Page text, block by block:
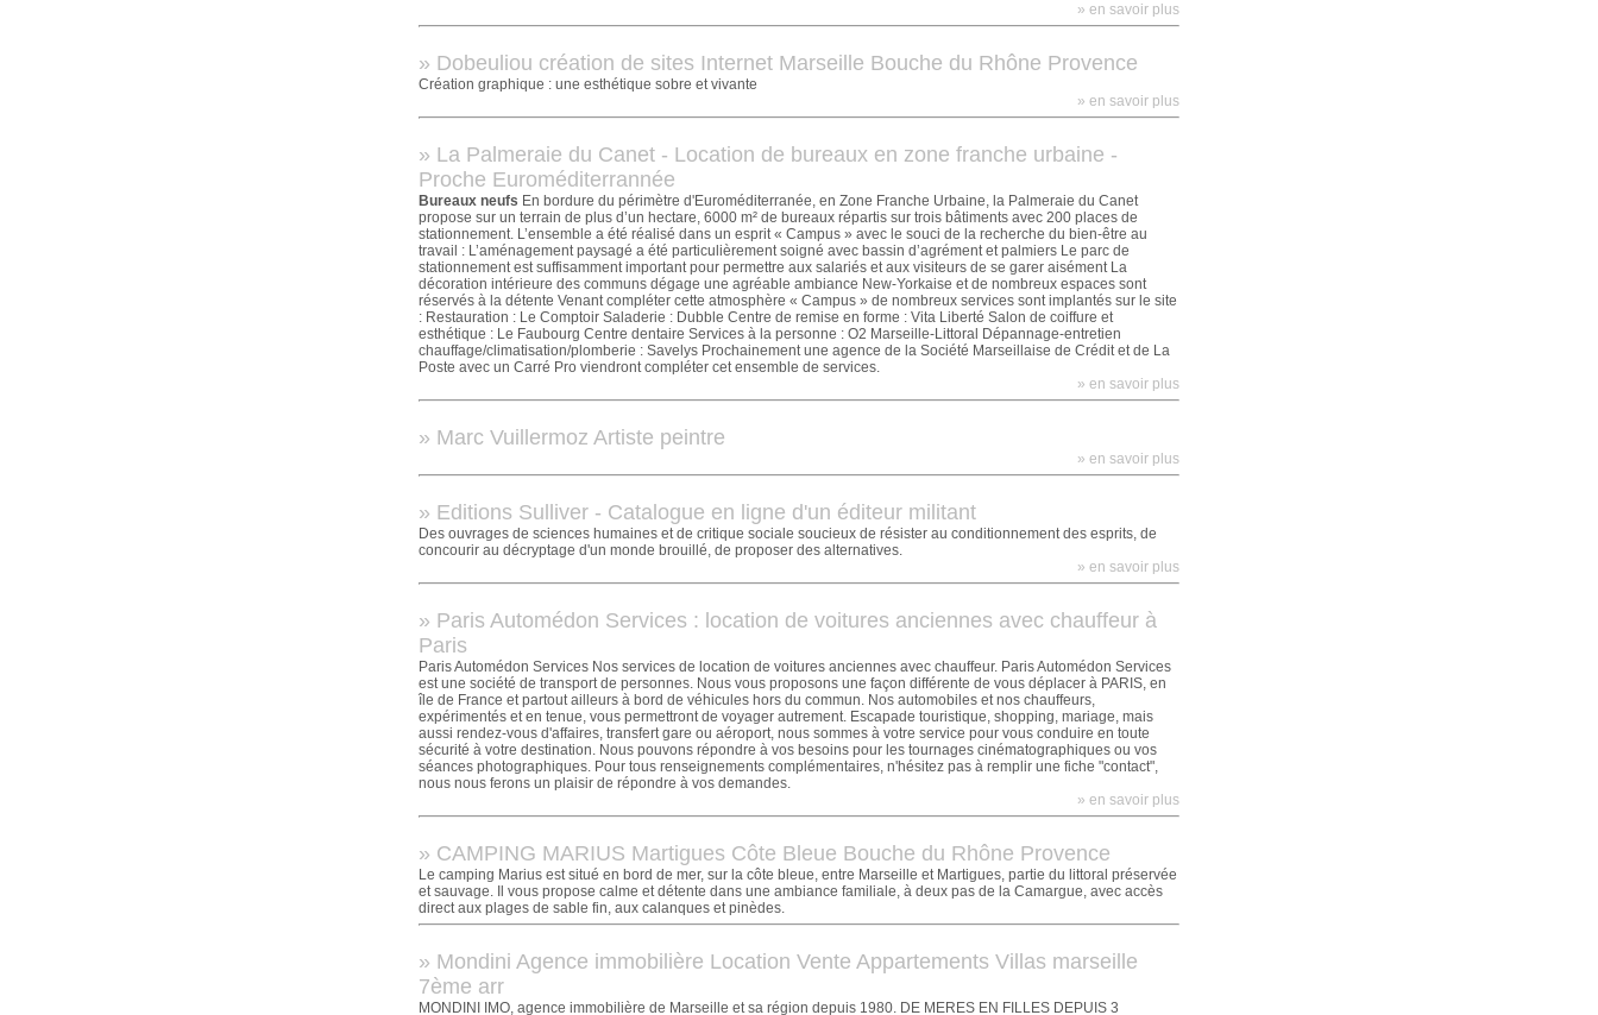
» en savoir plus
» Dobeuliou création de sites Internet Marseille Bouche du Rhône Provence
Création graphique : une esthétique sobre et vivante
» en savoir plus
» La Palmeraie du Canet - Location de bureaux en zone franche urbaine -
Proche Euroméditerrannée
Bureaux neufs En bordure du périmètre d'Euroméditerranée, en Zone Franche Urbaine, la Palmeraie du Canet
propose sur un terrain de plus d’un hectare, 6000 m² de bureaux répartis sur trois bâtiments avec 200 places de
stationnement. L’ensemble a été réalisé dans un esprit « Campus » avec le souci de la recherche du bien-être au
travail : L’aménagement paysagé a été particulièrement soigné avec bassin d’agrément et palmiers Le parc de
stationnement est suffisamment important pour permettre aux salariés et aux visiteurs de se garer aisément La
décoration intérieure des communs dégage une agréable ambiance New-Yorkaise et de nombreux espaces sont
réservés à la détente Venant compléter cette atmosphère « Campus » de nombreux services sont implantés sur le site
: Restauration : Le Comptoir Saladerie : Dubble Centre de remise en forme : Vita Liberté Salon de coiffure et
esthétique : Le Faubourg Centre dentaire Services à la personne : O2 Marseille-Littoral Dépannage-entretien
chauffage/climatisation/plomberie : Savelys Prochainement une agence de la Société Marseillaise de Crédit et de La
Poste avec un Carré Pro viendront compléter cet ensemble de services.
» en savoir plus
» Marc Vuillermoz Artiste peintre
» en savoir plus
» Editions Sulliver - Catalogue en ligne d'un éditeur militant
Des ouvrages de sciences humaines et de critique sociale soucieux de résister au conditionnement des esprits, de
concourir au décryptage d'un monde brouillé, de proposer des alternatives.
» en savoir plus
» Paris Automédon Services : location de voitures anciennes avec chauffeur à
Paris
Paris Automédon Services Nos services de location de voitures anciennes avec chauffeur. Paris Automédon Services
est une société de transport de personnes. Nous vous proposons une façon différente de vous déplacer à PARIS, en
île de France et partout ailleurs à bord de véhicules hors du commun. Nos automobiles et nos chauffeurs,
expérimentés et en tenue, vous permettront de voyager autrement. Escapade touristique, shopping, mariage, mais
aussi rendez-vous d'affaires, transfert gare ou aéroport, nous sommes à votre service pour vous conduire en toute
sécurité à votre destination. Nous pouvons répondre à vos besoins pour les tournages cinématographiques ou vos
séances photographiques. Pour tous renseignements complémentaires, n'hésitez pas à remplir une fiche "contact",
nous nous ferons un plaisir de répondre à vos demandes.
» en savoir plus
» CAMPING MARIUS Martigues Côte Bleue Bouche du Rhône Provence
Le camping Marius est situé en bord de mer, sur la côte bleue, entre Marseille et Martigues, partie du littoral préservée
et sauvage. Il vous propose calme et détente dans une ambiance familiale, à deux pas de la Camargue, avec accès
direct aux plages de sable fin, aux calanques et pinèdes.
» Mondini Agence immobilière Location Vente Appartements Villas marseille
7ème arr
MONDINI IMO, agence immobilière de Marseille et sa région depuis 1980. DE MERES EN FILLES DEPUIS 3